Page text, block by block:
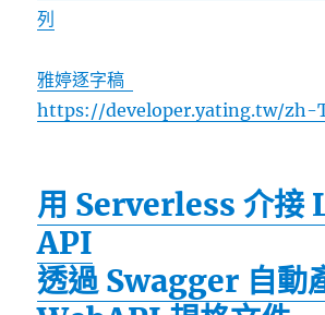
列
雅婷逐字稿
https://developer.yating.tw/zh-
用 Serverless 介接
API
透過 Swagger 自動